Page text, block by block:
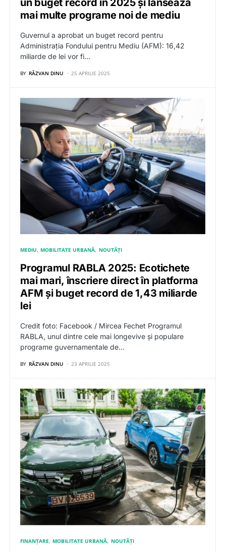
un buget record în 2025 și lansează
mai multe programe noi de mediu
Guvernul a aprobat un buget record pentru
Administrația Fondului pentru Mediu (AFM): 16,42
miliarde de lei vor fi…
BY RĂZVAN DINU 25 APRILIE 2025
MEDIU MOBILITATE URBANĂ NOUTĂȚI
Programul RABLA 2025: Ecotichete
mai mari, înscriere direct în platforma
AFM și buget record de 1,43 miliarde
lei
Credit foto: Facebook / Mircea Fechet Programul
RABLA, unul dintre cele mai longevive și populare
programe guvernamentale de…
BY RĂZVAN DINU 23 APRILIE 2025
FINANȚARE MOBILITATE URBANĂ NOUTĂȚI